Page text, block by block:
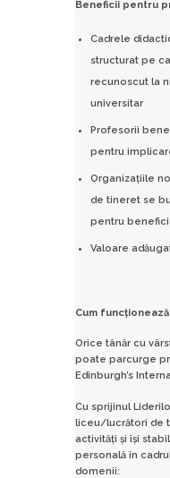
Beneficii pentru
Cadrele
structurat pe
recunoscut la
universitar
Profesorii
pentru
Organizaţiile
de tineret se
pentru
Valoare
Cum funcționează
Orice tânăr cu
poate parcurge
Edinburgh’s
Cu sprijinul
liceu/lucrători de
activităţi şi îşi
personală în
domenii: